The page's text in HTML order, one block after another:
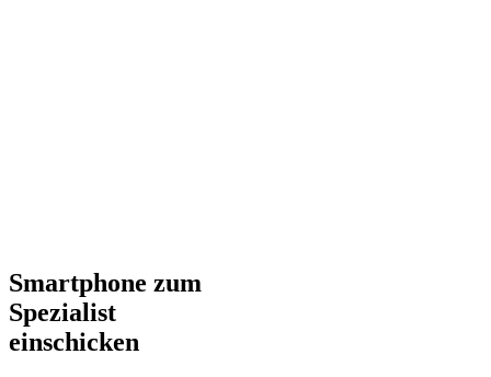
Smartphone zum
Spezialist
einschicken